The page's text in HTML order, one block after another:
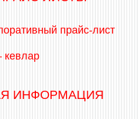
прайс-лист
кевлар
ИНФОРМАЦИЯ